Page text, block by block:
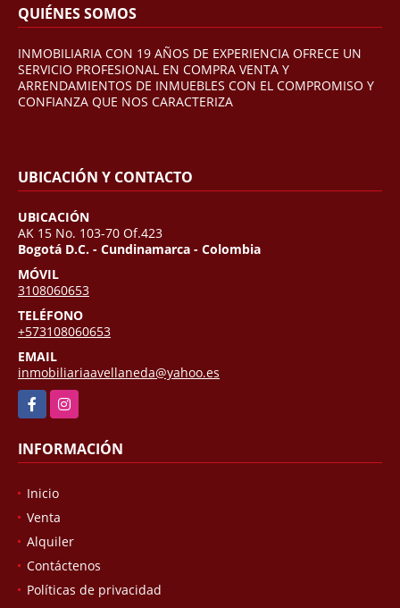
QUIÉNES SOMOS
INMOBILIARIA CON 19 AÑOS DE EXPERIENCIA OFRECE UN
SERVICIO PROFESIONAL EN COMPRA VENTA Y
ARRENDAMIENTOS DE INMUEBLES CON EL COMPROMISO Y
CONFIANZA QUE NOS CARACTERIZA
UBICACIÓN Y CONTACTO
UBICACIÓN
AK 15 No. 103-70 Of.423
Bogotá D.C. - Cundinamarca - Colombia
MÓVIL
3108060653
TELÉFONO
+573108060653
EMAIL
inmobiliariaavellaneda@yahoo.es
FacebookInstagram
INFORMACIÓN
Inicio
Venta
Alquiler
Contáctenos
Políticas de privacidad